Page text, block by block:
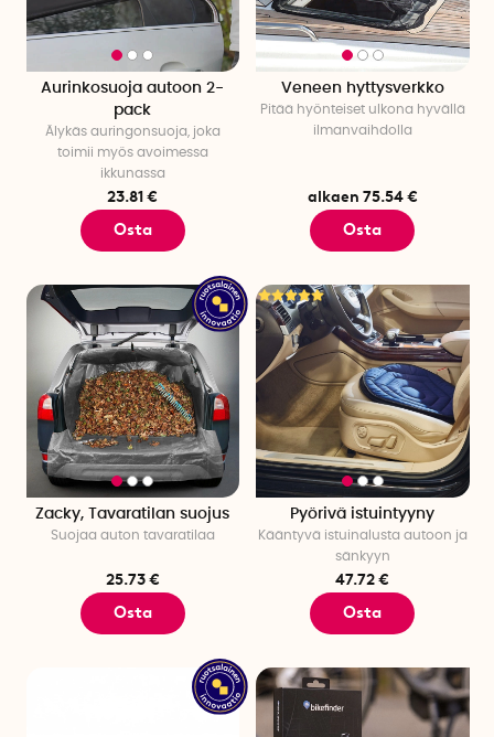
Aurinkosuoja autoon 2-
pack
Älykäs auringonsuoja, joka
toimii myös avoimessa
ikkunassa
23.81 €
Osta
Veneen hyttysverkko
Pitää hyönteiset ulkona hyvällä
ilmanvaihdolla
alkaen 75.54 €
Osta
Zacky, Tavaratilan suojus
Suojaa auton tavaratilaa
25.73 €
Osta
Pyörivä istuintyyny
Kääntyvä istuinalusta autoon ja
sänkyyn
47.72 €
Osta